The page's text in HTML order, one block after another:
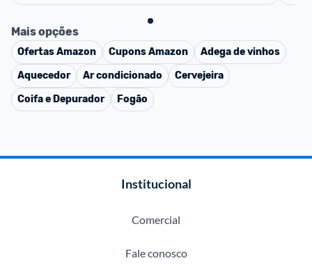
Mais opções
OfertasAmazon CuponsAmazon
Adega de vinhos
Aquecedor
Ar condicionado
Cervejeira
Coifa e Depurador
Fogão
Institucional
Comercial
Fale conosco